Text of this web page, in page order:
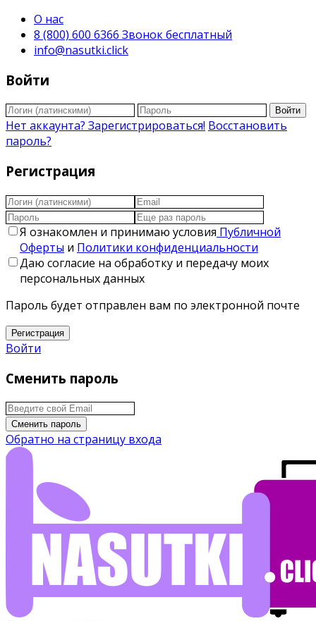
О нас
8 (800) 600 6366 Звонок бесплатный
info@nasutki.click
Войти
Войти
Нет аккаунта? Зарегистрироваться! Восстановить
пароль?
Регистрация
Я ознакомлен и принимаю условия Публичной
Оферты и Политики конфиденциальности
Даю согласие на обработку и передачу моих
персональных данных
Пароль будет отправлен вам по электронной почте
Регистрация
Войти
Сменить пароль
Сменить пароль
Обратно на страницу входа